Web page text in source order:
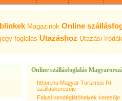
Magazinok Online
foglalás Utazáshoz Utazási Irodák
Online szállásfoglalás
Itthon.hu Magyar Turizmus Rt
szálláskeresője
Falusi vendéglátóhelyek keresője